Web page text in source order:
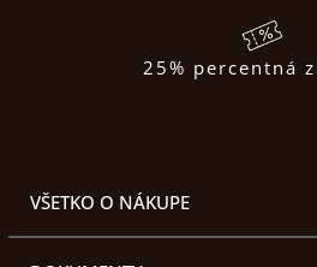
25% percentná
VŠETKO O NÁKUPE